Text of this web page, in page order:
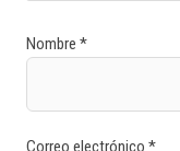
Nombre *
Correo electrónico *